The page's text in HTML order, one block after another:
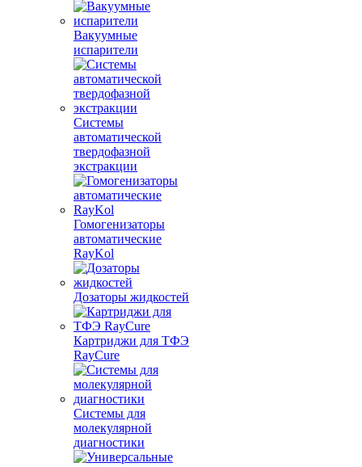
Вакуумные
испарители
Системы
автоматической
твердофазной
экстракции
Гомогенизаторы
автоматические
RayKol
Дозаторы жидкостей
Картриджи для ТФЭ
RayCure
Системы для
молекулярной
диагностики